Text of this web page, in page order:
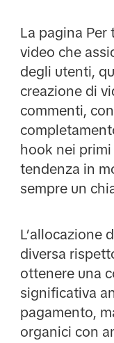
La pagina Per
video che
degli utenti,
creazione di
commenti,
hook nei
tendenza in
sempre un
L’allocazione
diversa
ottenere una
significativa
pagamento,
organici con